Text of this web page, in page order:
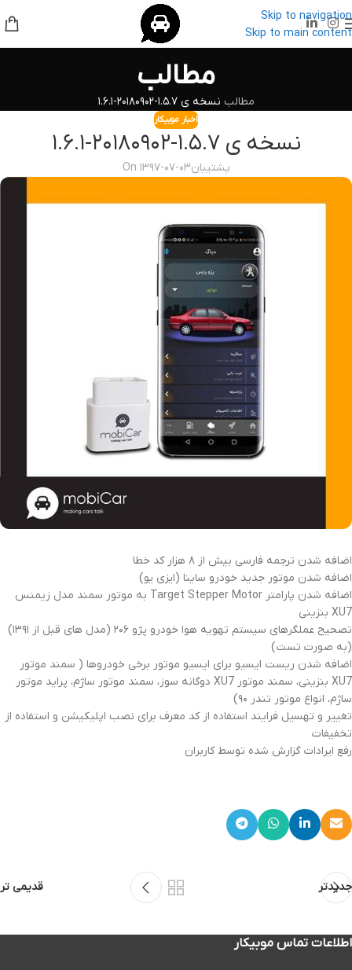
Skip to navigation
Skip to main content
مطالب
مطالب نسخه ی ۱.۵.۷-۲۰۱۸۰۹۰۲-۱.۶.۱
اخبار موبیکار
نسخه ی ۱.۵.۷-۲۰۱۸۰۹۰۲-۱.۶.۱
پشتیبانOn ۱۳۹۷-۰۷-۰۳
اضافه شدن ترجمه فارسی بیش از ۸ هزار کد خطا
اضافه شدن موتور جدید خودرو ساینا (ایزی یو)
اضافه شدن پارامتر Target Stepper Motor به موتور سمند مدل زیمنس
XU7 بنزینی
تصحیح عملگرهای سیستم تهویه هوا خودرو پژو ۲۰۶ (مدل های قبل از ۱۳۹۱)
(به صورت تست)
اضافه شدن ریست ایسیو برای ایسیو موتور برخی خودروها ( سمند موتور
XU7 بنزینی، سمند موتور XU7 دوگانه سوز، سمند موتور ساژم، پراید موتور
ساژم، انواع موتور تندر ۹۰)
تغییر و تهسیل فرایند استفاده از کد معرف برای نصب اپلیکیشن و استفاده از
تخفیفات
رفع ایرادات گزارش شده توسط کاربران
جدیدتر قدیمی تر
اطلاعات تماس موبیکار